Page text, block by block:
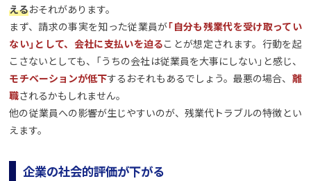
えるおそれがあります。
まず、請求の事実を知った従業員が「自分も残業代を受け取ってい
ない」として、会社に支払いを迫ることが想定されます。行動を起
こさないとしても、「うちの会社は従業員を大事にしない」と感じ、
モチベーションが低下するおそれもあるでしょう。最悪の場合、 離
職されるかもしれません。
他の従業員への影響が生じやすいのが、残業代トラブルの特徴とい
えます。
企業の社会的評価が下がる